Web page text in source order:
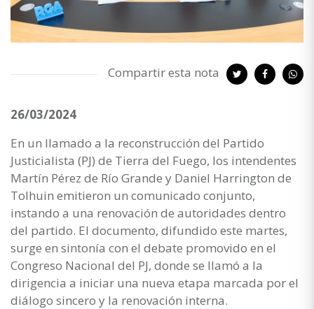
Compartir esta nota
26/03/2024
En un llamado a la reconstrucción del Partido
Justicialista (PJ) de Tierra del Fuego, los intendentes
Martín Pérez de Río Grande y Daniel Harrington de
Tolhuin emitieron un comunicado conjunto,
instando a una renovación de autoridades dentro
del partido. El documento, difundido este martes,
surge en sintonía con el debate promovido en el
Congreso Nacional del PJ, donde se llamó a la
dirigencia a iniciar una nueva etapa marcada por el
diálogo sincero y la renovación interna.